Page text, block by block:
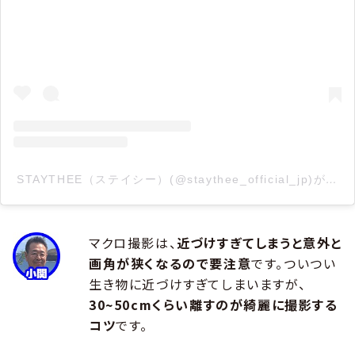
STAYTHEE（ステイシー）(@staythee_official_jp)がシェ
マクロ撮影は、近づけすぎてしまうと意外と
画角が狭くなるので要注意です。ついつい
生き物に近づけすぎてしまいますが、
30~50cmくらい離すのが綺麗に撮影する
コツです。